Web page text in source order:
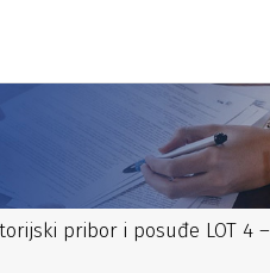
pribor i posuđe LOT 4